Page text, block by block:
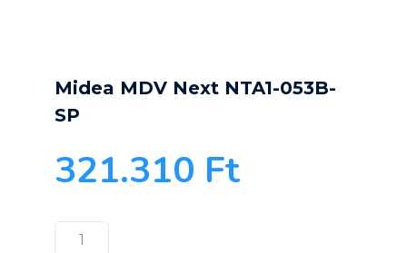
Midea MDV Next NTA1-053B-
SP
321.310 Ft
Midea